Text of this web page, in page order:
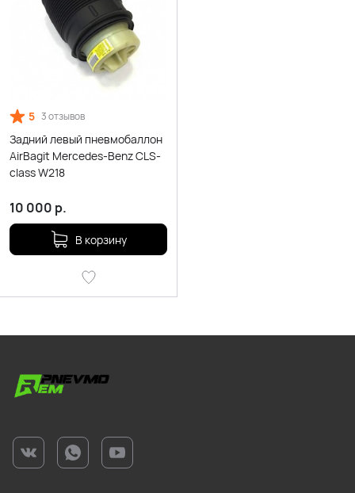
5 3 отзывов
Задний левый пневмобаллон
AirBagit Mercedes-Benz CLS-
class W218
10 000 р.
В корзину